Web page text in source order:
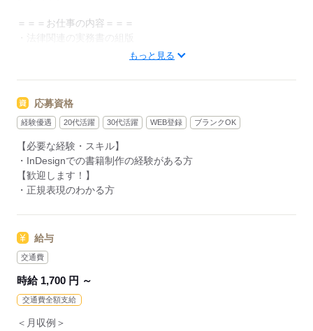
＝＝＝お仕事の内容＝＝＝
・金融機関の専門誌、パンフレット、リーフレットの組版
・グラフの作成、簡単な表紙デザイン
・出力用、入稿用データの作成
＝＝＝使用する機器＝＝＝
Mac＋InDesign、Illustrator、Photoshop
もっと見る
応募資格
経験優遇 20代活躍 30代活躍 WEB登録 ブランクOK
【必要な経験・スキル】
・InDesignでの書籍制作の経験がある方
【歓迎します！】
・正規表現のわかる方
給与
交通費
時給 1,700 円 ～
交通費全額支給
＜月収例＞